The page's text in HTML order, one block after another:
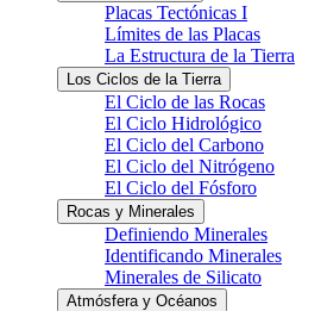
Placas Tectónicas I
Límites de las Placas
La Estructura de la Tierra
Los Ciclos de la Tierra
El Ciclo de las Rocas
El Ciclo Hidrológico
El Ciclo del Carbono
El Ciclo del Nitrógeno
El Ciclo del Fósforo
Rocas y Minerales
Definiendo Minerales
Identificando Minerales
Minerales de Silicato
Atmósfera y Océanos